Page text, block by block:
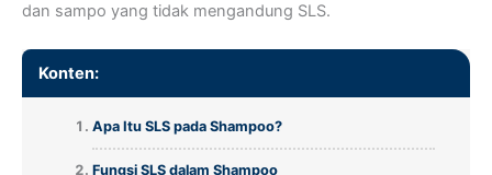
dan sampo yang tidak mengandung SLS.
Konten:
Apa Itu SLS pada Shampoo?
Fungsi SLS dalam Shampoo